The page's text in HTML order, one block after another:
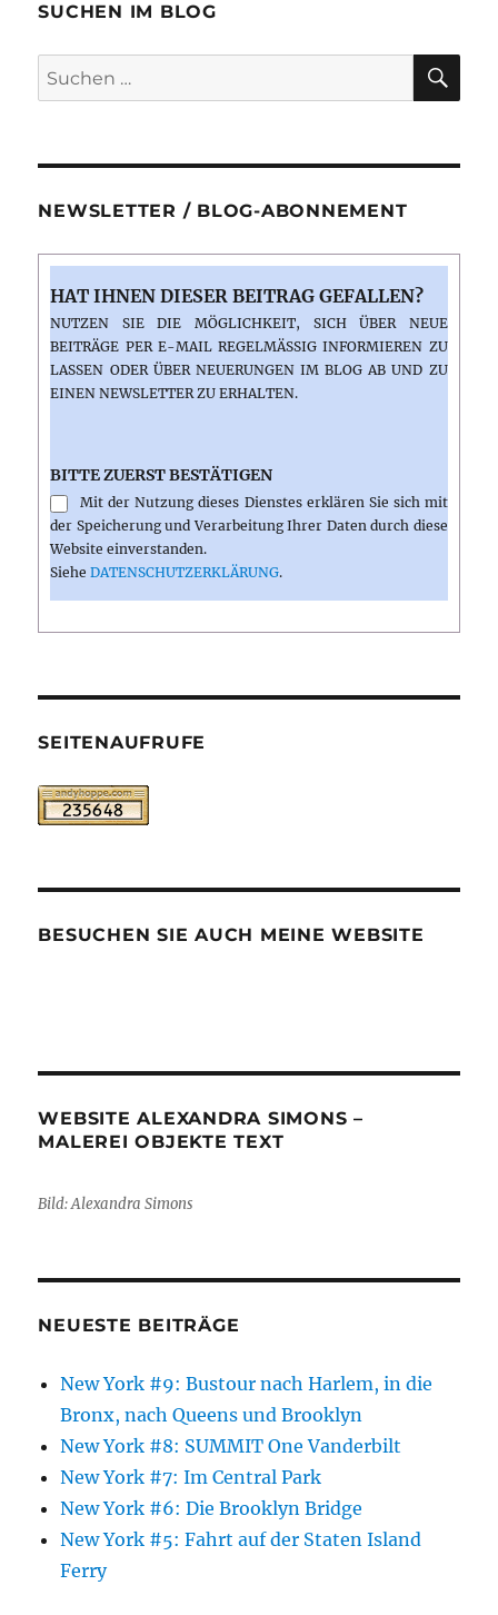
der
Ort
SUCHEN IM BLOG
Suchen
nach:
NEWSLETTER / BLOG-ABONNEMENT
HAT IHNEN DIESER BEITRAG GEFALLEN?
NUTZEN SIE DIE MÖGLICHKEIT, SICH ÜBER NEUE
BEITRÄGE PER E-MAIL REGELMÄSSIG INFORMIEREN ZU L
ASSEN ODER ÜBER NEUERUNGEN IM BLOG AB UND ZU E
INEN NEWSLETTER ZU ERHALTEN.
BITTE ZUERST BESTÄTIGEN
Mit der Nutzung dieses Dienstes erklären Sie sich mit
der Speicherung und Verarbeitung Ihrer Daten durch diese
Website einverstanden.
SieheDATENSCHUTZERKLÄRUNG.
SEITENAUFRUFE
BESUCHEN SIE AUCH MEINE WEBSITE
WEBSITE ALEXANDRA SIMONS –
MALEREI OBJEKTE TEXT
Bild: Alexandra Simons
NEUESTE BEITRÄGE
New York #9: Bustour nach Harlem, in die
Bronx, nach Queens und Brooklyn
New York #8: SUMMIT One Vanderbilt
New York #7: Im Central Park
New York #6: Die Brooklyn Bridge
New York #5: Fahrt auf der Staten Island
Ferry